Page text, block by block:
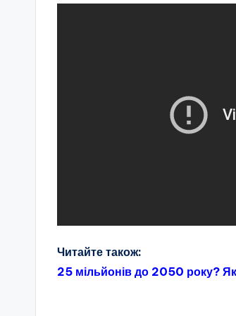
Читайте також:
25 мільйонів до 2050 року?